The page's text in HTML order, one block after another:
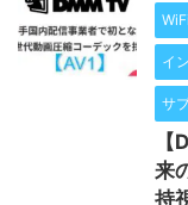
イ
サ
来
持